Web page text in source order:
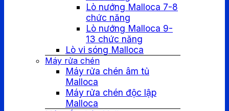
Lò nướng Malloca 7-8
chức năng
Lò nướng Malloca 9-
13 chức năng
Lò vi sóng Malloca
Máy rửa chén
Máy rửa chén âm tủ
Malloca
Máy rửa chén độc lập
Malloca